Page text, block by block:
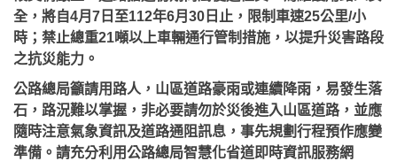
全，將自4月7日至112年6月30日止，限制車速25公里/小
時；禁止總重21噸以上車輛通行管制措施，以提升災害路段
之抗災能力。
公路總局籲請用路人，山區道路豪雨或連續降雨，易發生落
石，路況難以掌握，非必要請勿於災後進入山區道路，並應
隨時注意氣象資訊及道路通阻訊息，事先規劃行程預作應變
準備。請充分利用公路總局智慧化省道即時資訊服務網